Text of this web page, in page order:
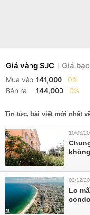
Giá vàng SJC Giá bạc
Mua vào 141,000
0%
Bán ra
144,000 0%
Tin tức, bài viết mới nhất
10/03/
02/12/
Lo